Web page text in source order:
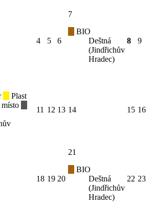
4 5 6
7
BIO
Deštná
(Jindřichův
Hradec)
8 9
Plast
místo
11 12 13 14 15 16
18 19 20
21
BIO
Deštná
(Jindřichův
Hradec)
22 23